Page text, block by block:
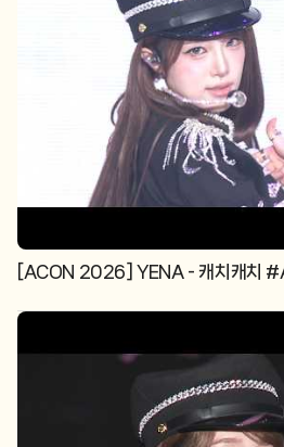
[ACON 2026] YENA - 캐치캐치